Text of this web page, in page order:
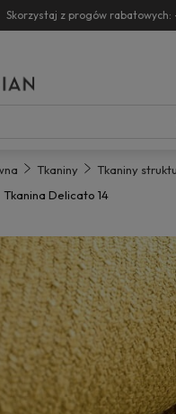
Skorzystaj z progów rabatowych:
Tkaniny Tkaniny
Tkanina Delicato 14